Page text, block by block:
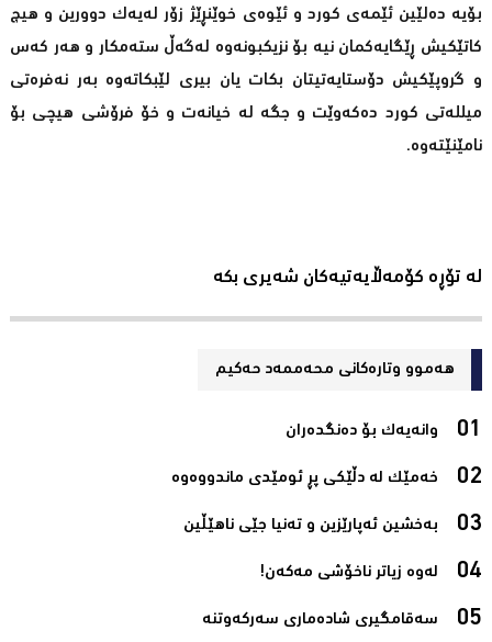
بۆیە دەلێین ئێمەی کورد و ئێوەی خوێنڕێژ زۆر لەیەك دوورین و هیچ
کاتێكیش ڕێگایەکمان نیە بۆ نزیکبونەوە لەگەڵ ستەمکار و هەر کەس
و گروپێكیش دۆستایەتیتان بکات یان بیری لێبکاتەوە بەر نەفرەتی
میللەتی کورد دەکەوێت و جگە لە خیانەت و خۆ فرۆشی هیچی بۆ
نامێنێتەوە.
لە تۆڕە کۆمەڵایەتیەکان شەیری بکە
هەموو وتارەکانی محه‌ممه‌د حه‌كیم
وانەیەک بۆ دەنگدەران‌
خەمێک لە دڵێکی پڕ ئومێدی ماندووەوە‌
بەخشین ئەپارێزین و تەنیا جێی ناھێڵین‌
لەوە زیاتر ناخۆشی مەکەن!‌
سەقامگیری شادەماری سەرکەوتنە‌